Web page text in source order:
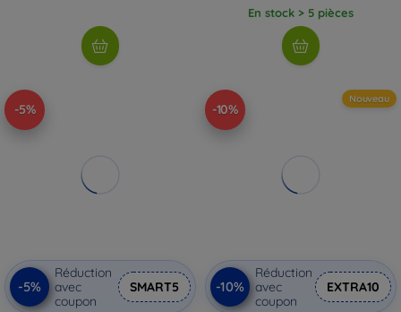
En stock > 5 pièces
-5%
-5%
Réduction
avec
coupon
SMART5
-10%
Nouveau
-10%
Réduction
avec
coupon
EXTRA10